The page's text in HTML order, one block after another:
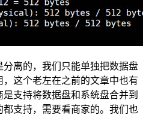
离的，我们只能单独把数据盘
这个老左在之前的文章中也有
支持将数据盘和系统盘合并到
支持，需要看商家的。我们也